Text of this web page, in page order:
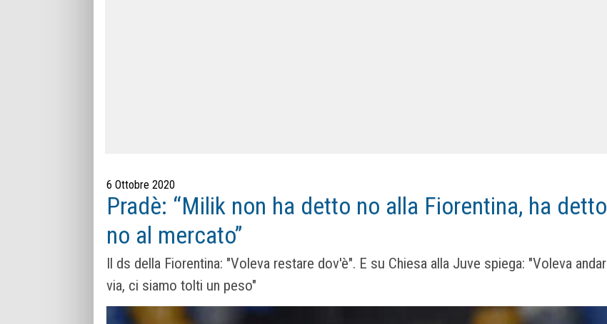
6 Ottobre 2020
Pradè: “Milik non ha detto no alla Fiorentina, ha detto
no al mercato”
Il ds della Fiorentina: "Voleva restare dov'è". E su Chiesa alla Juve spiega: "Voleva andar
via, ci siamo tolti un peso"